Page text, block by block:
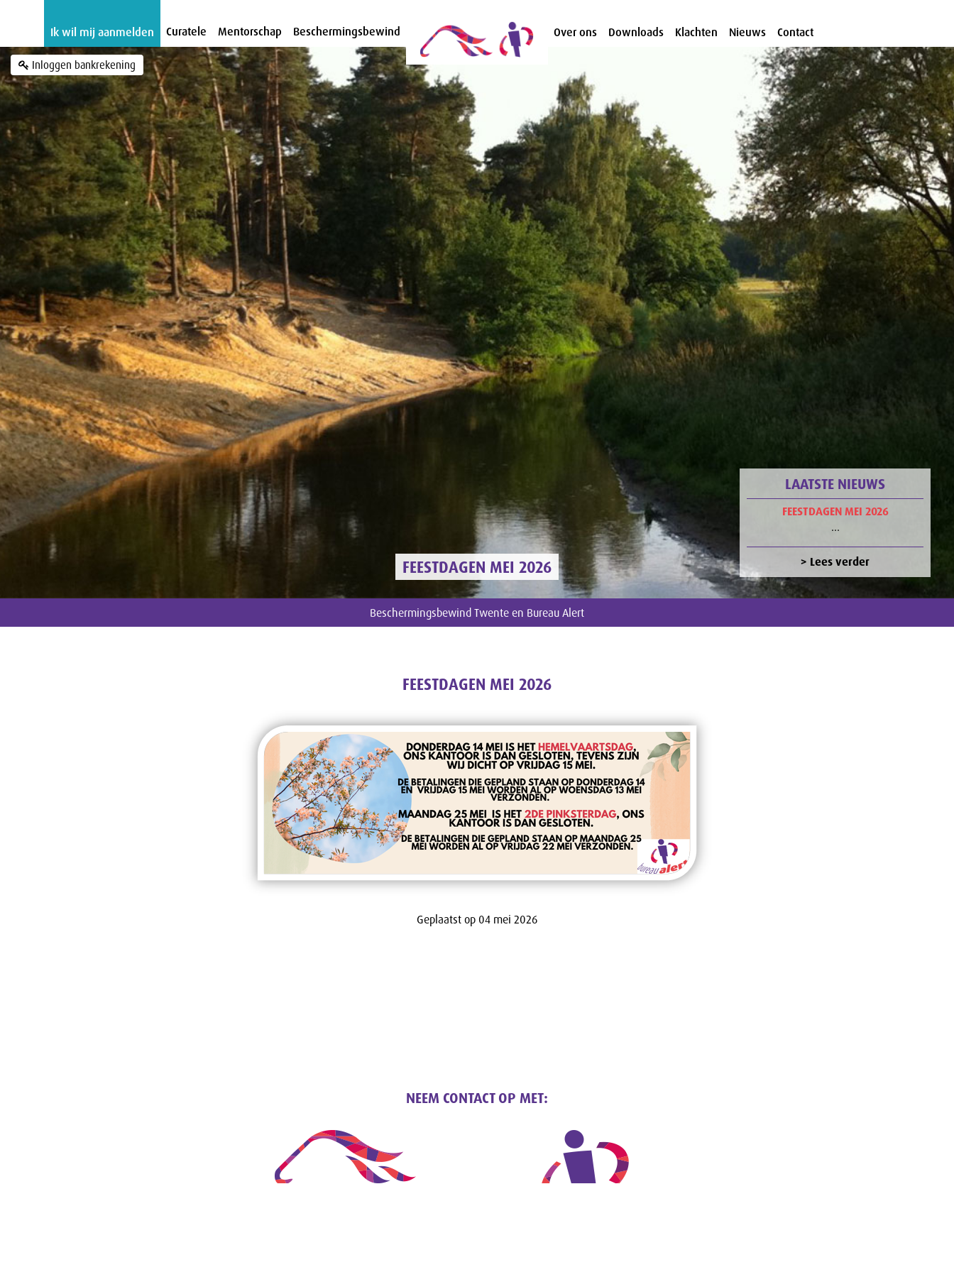
Ik wil mij aanmelden Curatele Mentorschap Beschermingsbewind Over ons Downloads Klachten Nieuws Contact
Inloggen bankrekening
FEESTDAGEN MEI 2026
LAATSTE NIEUWS
FEESTDAGEN MEI 2026
...
> Lees verder
Beschermingsbewind Twente en Bureau Alert
FEESTDAGEN MEI 2026
Geplaatst op 04 mei 2026
NEEM CONTACT OP MET: